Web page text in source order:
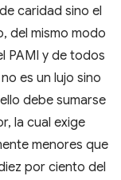
caridad sino el
del mismo modo
PAMI y de todos
es un lujo sino
debe sumarse
la cual exige
menores que
por ciento del